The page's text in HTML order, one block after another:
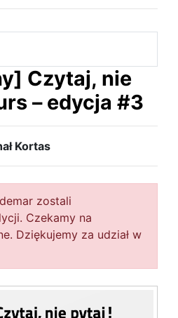
Czytaj, nie
– edycja #3
Kortas
zostali
Czekamy na
Dziękujemy za udział w